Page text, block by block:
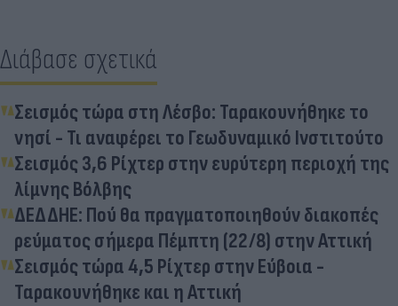
Διάβασε σχετικά
Σεισμός τώρα στη Λέσβο: Ταρακουνήθηκε το
νησί - Τι αναφέρει το Γεωδυναμικό Ινστιτούτο
Σεισμός 3,6 Ρίχτερ στην ευρύτερη περιοχή της
λίμνης Βόλβης
ΔΕΔΔΗΕ: Πού θα πραγματοποιηθούν διακοπές
ρεύματος σήμερα Πέμπτη (22/8) στην Αττική
Σεισμός τώρα 4,5 Ρίχτερ στην Εύβοια -
Ταρακουνήθηκε και η Αττική